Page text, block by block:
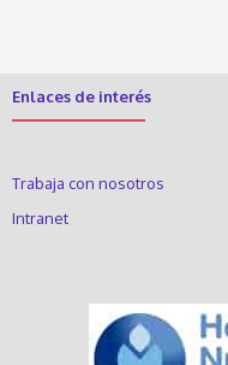
Enlaces de interés
Trabaja con nosotros
Intranet